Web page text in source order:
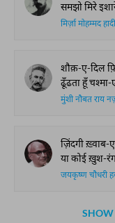
समझो मिरे
मिर्ज़ा मोहम्मद
शौक़-ए-दिल
ढूँढता हूँ
मुंशी नौबत राय
ज़िंदगी ख़्वाब-
या कोई ख़ुश-
जयकृष्ण चौधरी
SHOW